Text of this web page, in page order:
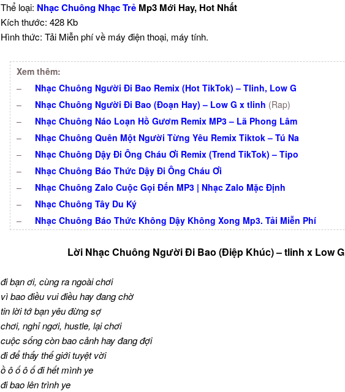
Thể loại: Nhạc Chuông Nhạc Trẻ Mp3 Mới Hay, Hot Nhất
Kích thước: 428 Kb
Hình thức: Tải Miễn phí về máy điện thoại, máy tính.
Xem thêm:
–
Nhạc Chuông Người Đi Bao Remix (Hot TikTok) – Tlinh, Low G
–
Nhạc Chuông Người Đi Bao (Đoạn Hay) – Low G x tlinh (Rap)
–
Nhạc Chuông Náo Loạn Hồ Gươm Remix MP3 – Lã Phong Lâm
–
Nhạc Chuông Quên Một Người Từng Yêu Remix Tiktok – Tú Na
–
Nhạc Chuông Dậy Đi Ông Cháu Ơi Remix (Trend TikTok) – Tipo
–
Nhạc Chuông Báo Thức Dậy Đi Ông Cháu Ơi
–
Nhạc Chuông Zalo Cuộc Gọi Đến MP3 | Nhạc Zalo Mặc Định
–
Nhạc Chuông Tây Du Ký
–
Nhạc Chuông Báo Thức Không Dậy Không Xong Mp3. Tải Miễn Phí
Lời Nhạc Chuông Người Đi Bao (Điệp Khúc) – tlinh x Low G
đi bạn ơi, cùng ra ngoài chơi
vì bao điều vui điều hay đang chờ
tin lời tớ bạn yêu đừng sợ
chơi, nghỉ ngơi, hustle, lại chơi
cuộc sống còn bao cảnh hay đang đợi
đi để thấy thế giới tuyệt vời
ồ ô ố ô ố đi hết mình ye
đi bao lên trình ye